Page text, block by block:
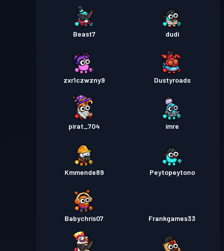
Beast7 dudi
zxr1czwzny9 Dustyroads
pirat_704 imre
Kmmende89 Peytopeytono
Babychris07 Frankgames33